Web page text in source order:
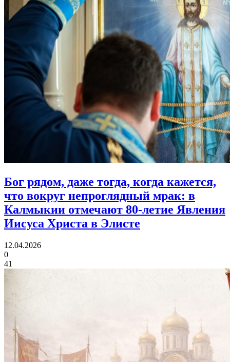
Бог рядом, даже тогда, когда кажется,
что вокруг непроглядный мрак: в
Калмыкии отмечают 80‑летие Явления
Иисуса Христа в Элисте
12.04.2026
0
41